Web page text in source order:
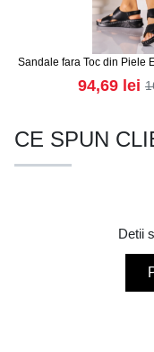
Sandale fara Toc din Piele
Lillie
94,69 lei
CE SPUN
Detii